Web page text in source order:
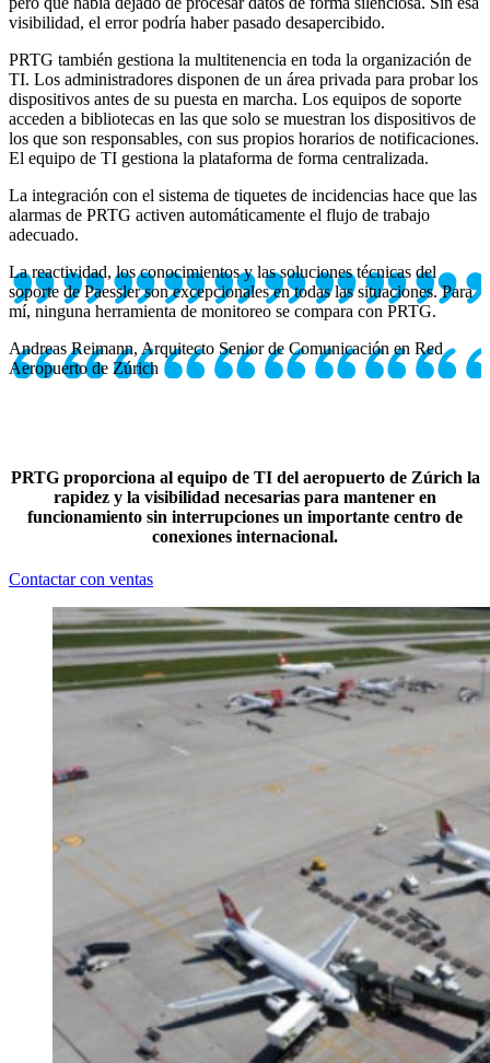
visibilidad, el error podría haber pasado desapercibido.
PRTG también gestiona la multitenencia en toda la organización de
TI. Los administradores disponen de un área privada para probar los
dispositivos antes de su puesta en marcha. Los equipos de soporte
acceden a bibliotecas en las que solo se muestran los dispositivos de
los que son responsables, con sus propios horarios de notificaciones.
El equipo de TI gestiona la plataforma de forma centralizada.
La integración con el sistema de tiquetes de incidencias hace que las
alarmas de PRTG activen automáticamente el flujo de trabajo
adecuado.
La reactividad, los conocimientos y las soluciones técnicas del
soporte de Paessler son excepcionales en todas las situaciones. Para
mí, ninguna herramienta de monitoreo se compara con PRTG.
Andreas Reimann, Arquitecto Senior de Comunicación en Red
Aeropuerto de Zúrich
PRTG proporciona al equipo de TI del aeropuerto de Zúrich la
rapidez y la visibilidad necesarias para mantener en
funcionamiento sin interrupciones un importante centro de
conexiones internacional.
Contactar con ventas